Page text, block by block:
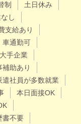
制
土日休み
し
支給あり
車通勤可
大手企業
助あり
遣社員が多数就業
本日面接OK
書不要